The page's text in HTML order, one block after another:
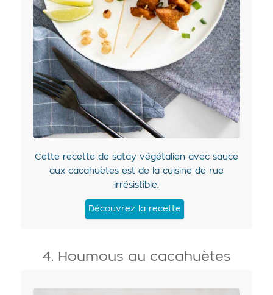
Cette recette de satay végétalien avec sauce
aux cacahuètes est de la cuisine de rue
irrésistible.
Découvrez la recette
4. Houmous au cacahuètes